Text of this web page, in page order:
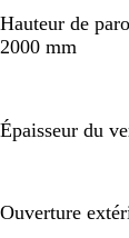
Hauteur de
2000 mm
Épaisseur du
Ouverture